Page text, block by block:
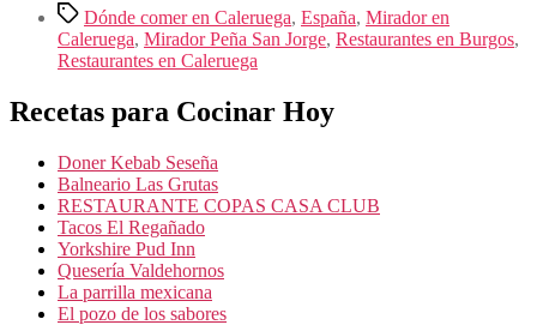
Etiquetas
Dónde comer en Caleruega, España, Mirador en
Caleruega, Mirador Peña San Jorge, Restaurantes en Burgos,
Restaurantes en Caleruega
Recetas para Cocinar Hoy
Doner Kebab Seseña
Balneario Las Grutas
RESTAURANTE COPAS CASA CLUB
Tacos El Regañado
Yorkshire Pud Inn
Quesería Valdehornos
La parrilla mexicana
El pozo de los sabores